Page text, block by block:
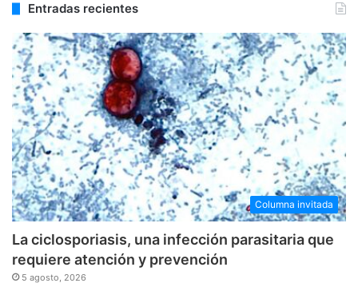
Entradas recientes
Columna invitada
La ciclosporiasis, una infección parasitaria que
requiere atención y prevención
5 agosto, 2026